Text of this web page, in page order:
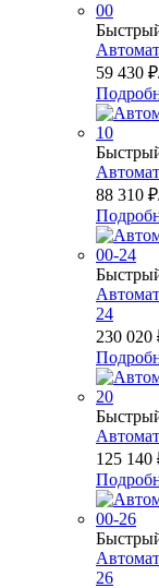
59 430 ₽
88 310 ₽
24
230 020
125 140
26